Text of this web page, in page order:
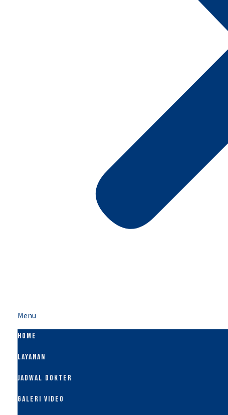
Menu
HOME
LAYANAN
JADWAL DOKTER
GALERI VIDEO